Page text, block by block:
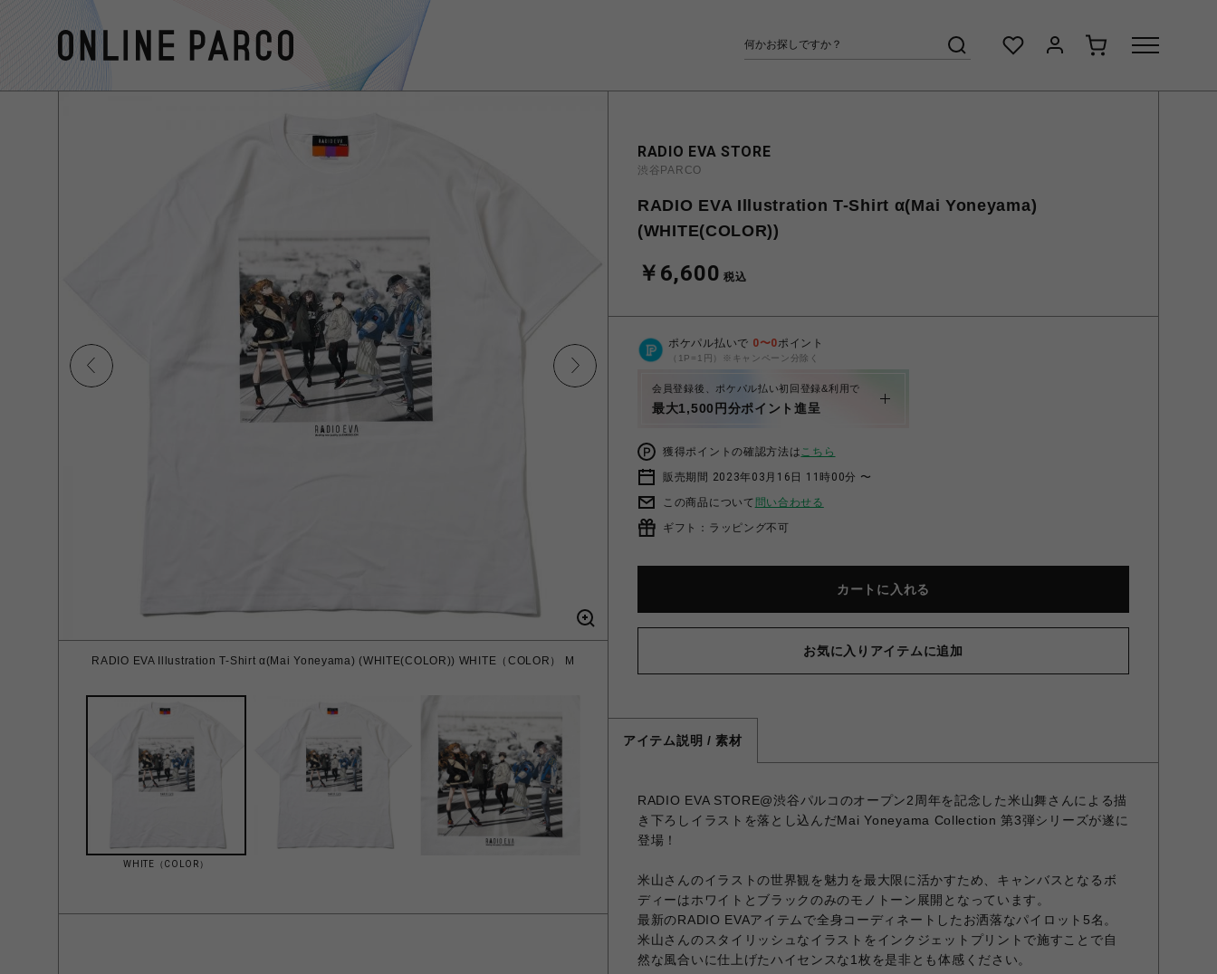
RADIO EVA Illustration T-Shirt α(Mai Yoneyama) (WHITE(COLOR)) WHITE（COLOR） M
WHITE（COLOR）
RADIO EVA STORE
渋谷PARCO
RADIO EVA Illustration T-Shirt α(Mai Yoneyama)
(WHITE(COLOR))
￥6,600 税込
ポケパル払いで 0〜0ポイント
（1P=1円）※キャンペーン分除く
会員登録後、ポケパル払い初回登録&利用で
最大1,500円分ポイント進呈
獲得ポイントの確認方法はこちら
販売期間 2023年03月16日 11時00分 〜
この商品について 問い合わせる
ギフト：ラッピング不可
カートに入れる
お気に入りアイテムに追加
アイテム説明 / 素材
RADIO EVA STORE@渋谷パルコのオープン2周年を記念した米山舞さんによる描
き下ろしイラストを落とし込んだMai Yoneyama Collection 第3弾シリーズが遂に
登場！
米山さんのイラストの世界観を魅力を最大限に活かすため、キャンバスとなるボ
ディーはホワイトとブラックのみのモノトーン展開となっています。
最新のRADIO EVAアイテムで全身コーディネートしたお洒落なパイロット5名。
米山さんのスタイリッシュなイラストをインクジェットプリントで施すことで自
然な風合いに仕上げたハイセンスな1枚を是非とも体感ください。